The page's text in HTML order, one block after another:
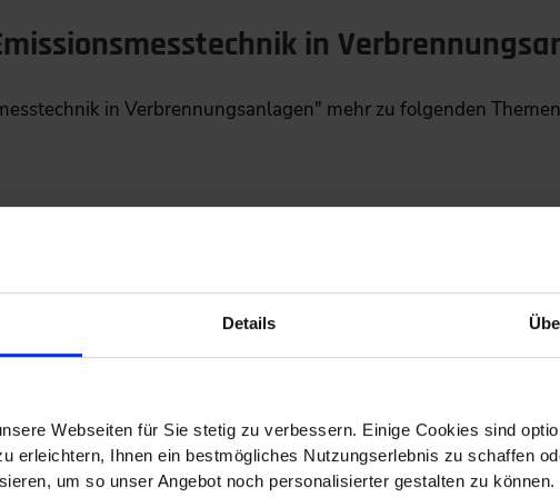
Details
Webseiten für Sie stetig zu verbessern. Einige Cookies sind
erleichtern, Ihnen ein bestmögliches Nutzungserlebnis zu schaffen
um so unser Angebot noch personalisierter gestalten zu
in
in Verbrennungsanlagen" mehr zu folgenden
der Treibhausgasemissionen
der Emissionen